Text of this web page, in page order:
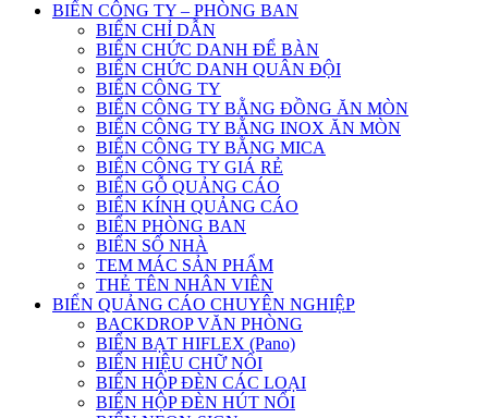
BIỂN CÔNG TY – PHÒNG BAN
BIỂN CHỈ DẪN
BIỂN CHỨC DANH ĐỂ BÀN
BIỂN CHỨC DANH QUÂN ĐỘI
BIỂN CÔNG TY
BIỂN CÔNG TY BẰNG ĐỒNG ĂN MÒN
BIỂN CÔNG TY BẰNG INOX ĂN MÒN
BIỂN CÔNG TY BẰNG MICA
BIỂN CÔNG TY GIÁ RẺ
BIỂN GỖ QUẢNG CÁO
BIỂN KÍNH QUẢNG CÁO
BIỂN PHÒNG BAN
BIỂN SỐ NHÀ
TEM MÁC SẢN PHẨM
THẺ TÊN NHÂN VIÊN
BIỂN QUẢNG CÁO CHUYÊN NGHIỆP
BACKDROP VĂN PHÒNG
BIỂN BẠT HIFLEX (Pano)
BIỂN HIỆU CHỮ NỔI
BIỂN HỘP ĐÈN CÁC LOẠI
BIỂN HỘP ĐÈN HÚT NỔI